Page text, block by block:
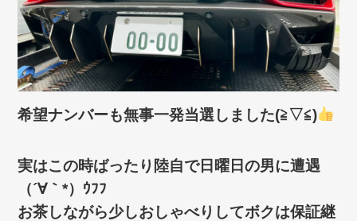
希望ナンバーも無事一発当選しました(≧▽≦)
実はこの時ばったり陸自で日曜日の男に遭遇
（´∀｀*）ｳﾌﾌ
お茶しながら少しおしゃべりしてボクは保証継